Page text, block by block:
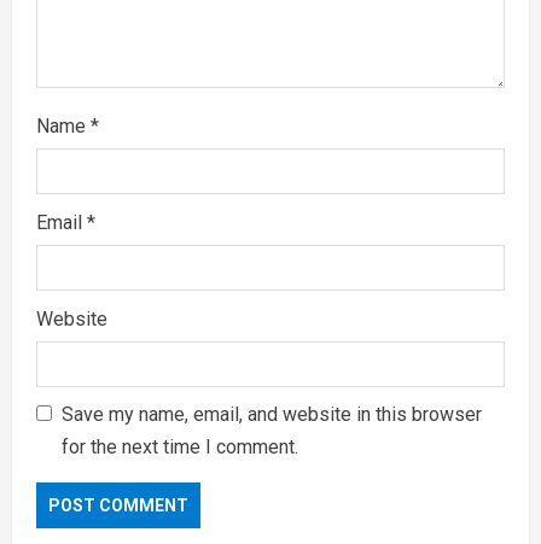
Name *
Email *
Website
Save my name, email, and website in this browser
for the next time I comment.